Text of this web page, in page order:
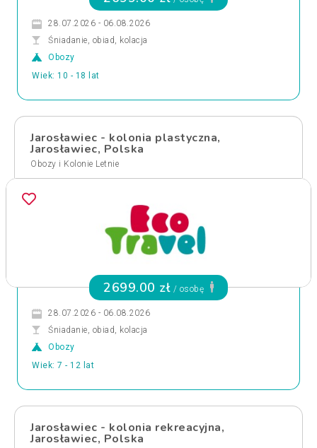
28.07.2026 - 06.08.2026
Śniadanie, obiad, kolacja
Obozy
Wiek: 10 - 18 lat
Jarosławiec - kolonia plastyczna,
Jarosławiec, Polska
Obozy i Kolonie Letnie
2699.00 zł / osobę
28.07.2026 - 06.08.2026
Śniadanie, obiad, kolacja
Obozy
Wiek: 7 - 12 lat
Jarosławiec - kolonia rekreacyjna,
Jarosławiec, Polska